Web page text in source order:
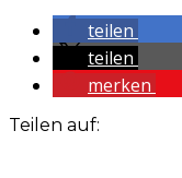
teilen
teilen
merken
Teilen auf: